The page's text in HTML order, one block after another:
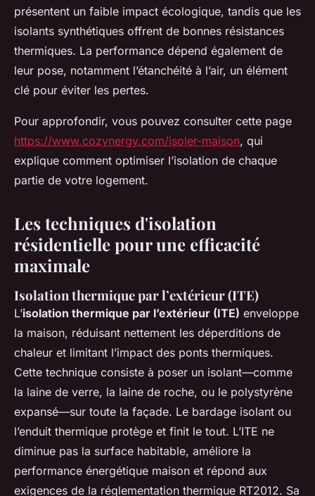
présentent un faible impact écologique, tandis que les
isolants synthétiques offrent de bonnes résistances
thermiques. La performance dépend également de
leur pose, notamment l’étanchéité à l’air, un élément
clé pour éviter les pertes.
Pour approfondir, vous pouvez consulter cette page
https://www.cozynergy.com/isoler-maison, qui
explique comment optimiser l’isolation de chaque
partie de votre logement.
Les techniques d'isolation
résidentielle pour une efficacité
maximale
Isolation thermique par l’extérieur (ITE)
L’isolation thermique par l’extérieur (ITE) enveloppe
la maison, réduisant nettement les déperditions de
chaleur et limitant l’impact des ponts thermiques.
Cette technique consiste à poser un isolant—comme
la laine de verre, la laine de roche, ou le polystyrène
expansé—sur toute la façade. Le bardage isolant ou
l’enduit thermique protège et finit le tout. L’ITE ne
diminue pas la surface habitable, améliore la
performance énergétique maison et répond aux
exigences de la réglementation thermique RT2012. Sa